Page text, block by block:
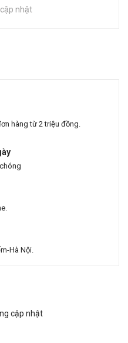
nhật
hàng từ 2 triệu đồng.
Hà Nội.
cập nhật